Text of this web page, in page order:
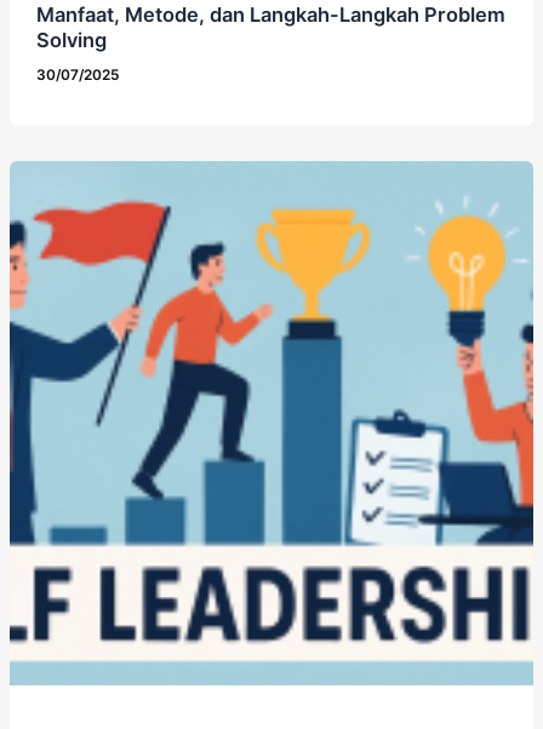
Manfaat, Metode, dan Langkah-Langkah Problem
Solving
30/07/2025